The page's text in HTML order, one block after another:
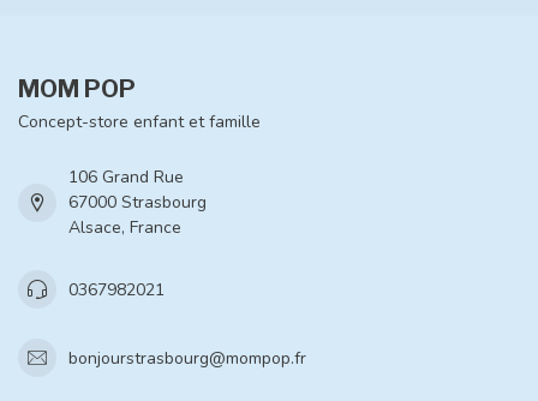
MOM POP
Concept-store enfant et famille
106 Grand Rue
67000 Strasbourg
Alsace, France
0367982021
bonjourstrasbourg@mompop.fr